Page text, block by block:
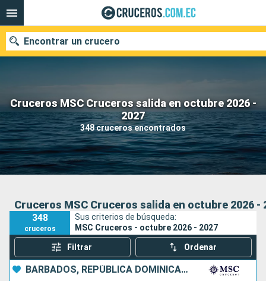
Cruceros MSC Cruceros salida en octubre 2026 -
2027
348 cruceros encontrados
Encontrar un crucero
Nuestros destinos
Fecha de salida
Puertos Compañías
Cruceros MSC Cruceros salida en octubre 2026 -
348
cruceros
Sus criterios de búsqueda:
MSC Cruceros - octubre 2026 - 2027
Filtrar Ordenar
BARBADOS, REPÚBLICA DOMINICANA